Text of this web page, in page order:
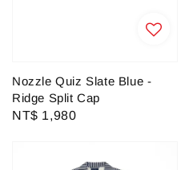
Nozzle Quiz Slate Blue -
Ridge Split Cap
Regular
NT$ 1,980